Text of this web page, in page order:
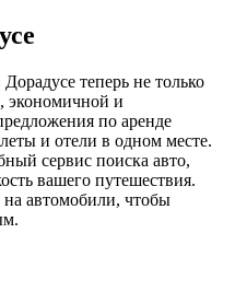
теперь не только
экономичной и
по аренде
и отели в одном месте.
сервис поиска авто,
вашего путешествия.
автомобили, чтобы